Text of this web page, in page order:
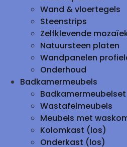
Wand & vloertegels
Steenstrips
Zelfklevende
Natuursteen platen
Wandpanelen
Onderhoud
Badkamermeubels
Badkamermeubelset
Wastafelmeubels
Meubels met
Kolomkast (los)
Onderkast (los)